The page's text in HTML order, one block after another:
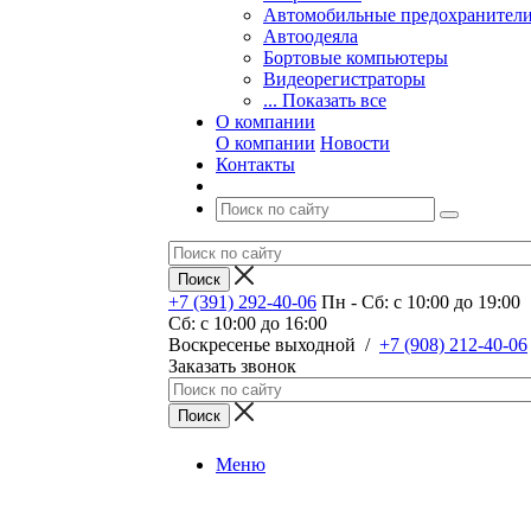
Автомобильные
Автоодеяла
Бортовые компьютеры
Видеорегистраторы
... Показать все
О компании
О компании Новости
Контакты
+7 (391) 292-40-06 Пн - Сб: c 10:00 до 19:00
Сб: c 10:00 до 16:00
​Воскресенье выходной / +7 (908) 212-40-06
Заказать звонок
Меню